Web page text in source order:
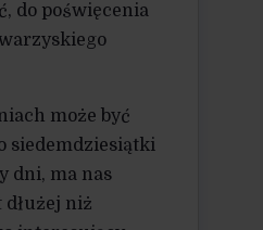
do poświęcenia
może być
siedemdziesiątki
dni, ma nas
niż